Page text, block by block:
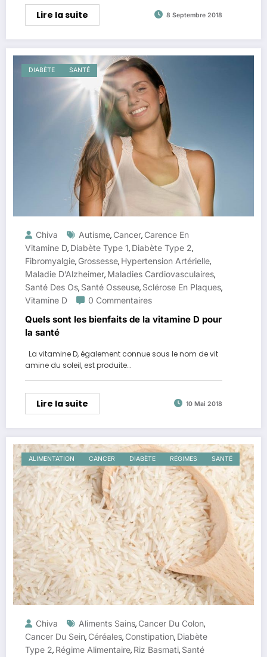
Lire la suite 8 Septembre 2018
DIABÈTE SANTÉ
Chiva Autisme, Cancer, Carence En
Vitamine D, Diabète Type 1, Diabète Type 2,
Fibromyalgie, Grossesse, Hypertension Artérielle,
Maladie D’Alzheimer, Maladies Cardiovasculaires,
Santé Des Os, Santé Osseuse, Sclérose En Plaques,
Vitamine D
0 Commentaires
Quels sont les bienfaits de la vitamine D pour
la santé
La vitamine D, également connue sous le nom de vit
amine du soleil, est produite…
Lire la suite 10 Mai 2018
ALIMENTATION CANCER DIABÈTE RÉGIMES SANTÉ
Chiva Aliments Sains, Cancer Du Colon,
Cancer Du Sein, Céréales, Constipation, Diabète
Type 2, Régime Alimentaire, Riz Basmati, Santé